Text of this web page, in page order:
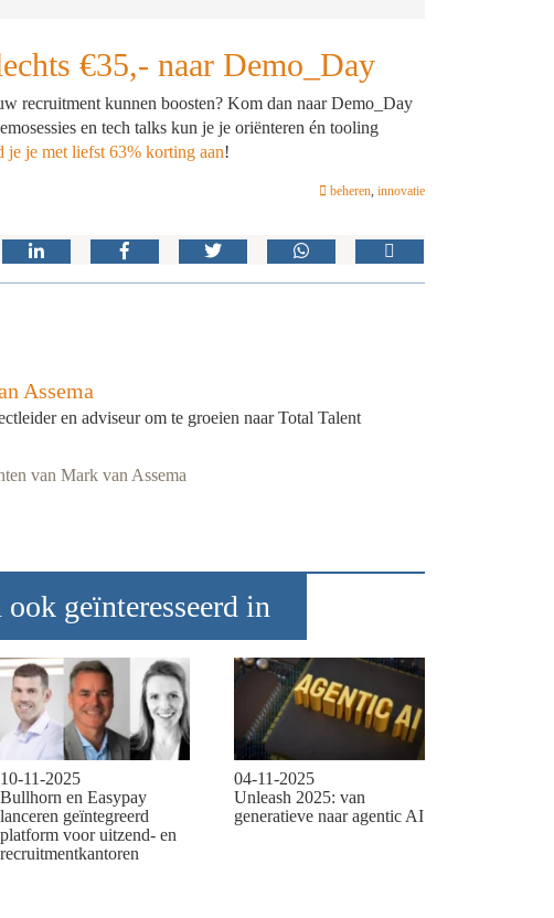
€35,- naar Demo_Day
recruitment kunnen boosten? Kom dan naar Demo_Day
en tech talks kun je je oriënteren én tooling
je je met liefst 63% korting aan!
beheren, innovatie
Assema
en adviseur om te groeien naar Total Talent
van Mark van Assema
geïnteresseerd in
10-11-2025
Bullhorn en Easypay
lanceren geïntegreerd
platform voor uitzend- en
recruitmentkantoren
04-11-2025
Unleash 2025: van
generatieve naar agentic AI